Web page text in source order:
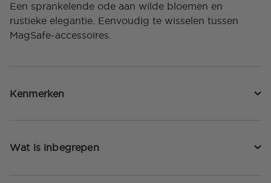
Een sprankelende ode aan wilde bloemen en
rustieke elegantie. Eenvoudig te wisselen tussen
MagSafe-accessoires.
Kenmerken
Wat is inbegrepen